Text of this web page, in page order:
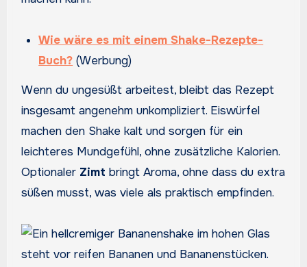
Wie wäre es mit einem Shake-Rezepte-
Buch? (Werbung)
Wenn du ungesüßt arbeitest, bleibt das Rezept
insgesamt angenehm unkompliziert. Eiswürfel
machen den Shake kalt und sorgen für ein
leichteres Mundgefühl, ohne zusätzliche Kalorien.
Optionaler Zimt bringt Aroma, ohne dass du extra
süßen musst, was viele als praktisch empfinden.